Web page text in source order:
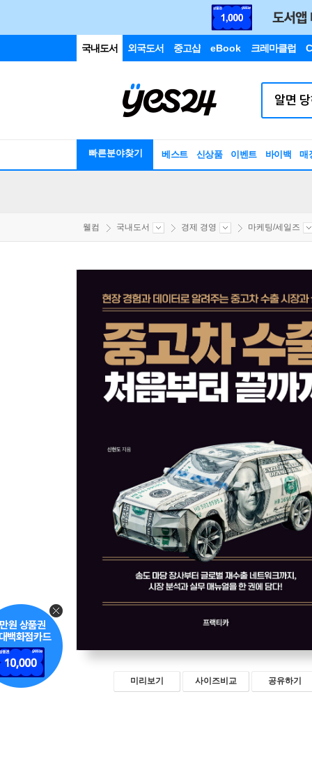
국내도서 외국도서 중고샵 eBook 크레마클럽
빠른분야찾기 베스트 신상품 이벤트 바이백 매
웰컴 국내도서 경제 경영 마케팅/세일즈
미리보기 사이즈비교 공유하기